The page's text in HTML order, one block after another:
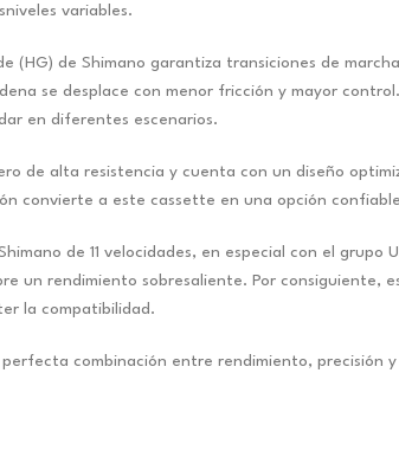
variables.
(HG) de Shimano garantiza transiciones de
se desplace con menor fricción y mayor
en diferentes escenarios.
de alta resistencia y cuenta con un diseño
convierte a este cassette en una opción
de 11 velocidades, en especial con el
un rendimiento sobresaliente. Por consiguiente,
la compatibilidad.
combinación entre rendimiento,